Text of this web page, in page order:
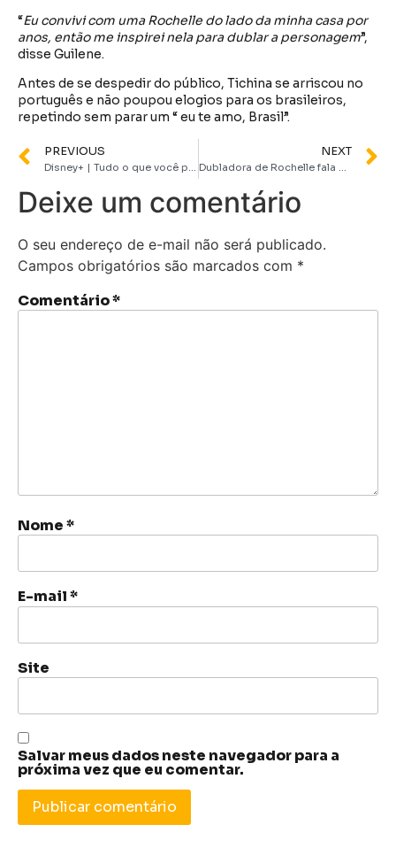
“Eu convivi com uma Rochelle do lado da minha casa por
anos, então me inspirei nela para dublar a personagem”,
disse Guilene.
Antes de se despedir do público, Tichina se arriscou no
português e não poupou elogios para os brasileiros,
repetindo sem parar um “ eu te amo, Brasil”.
PREVIOUS NEXT
Deixe um comentário
O seu endereço de e-mail não será publicado.
Campos obrigatórios são marcados com *
Comentário*
Nome*
E-mail*
Site
Salvar meus dados neste navegador para a
próxima vez que eu comentar.